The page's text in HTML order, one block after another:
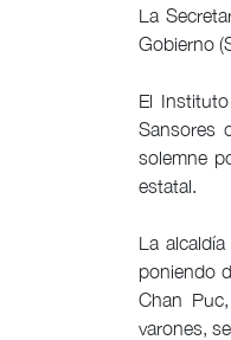
La
Gobierno
El
Sansores
solemne
estatal.
La
poniendo
Chan
varones,